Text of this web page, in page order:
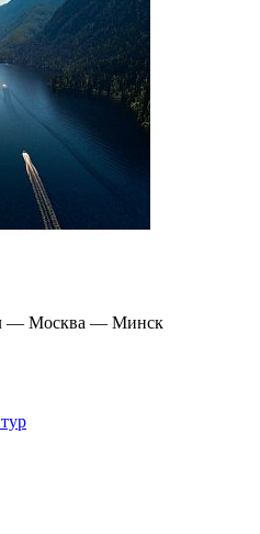
— Москва — Минск